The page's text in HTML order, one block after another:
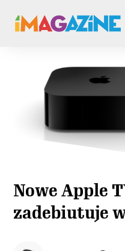
Nowe Apple
zadebiutuje